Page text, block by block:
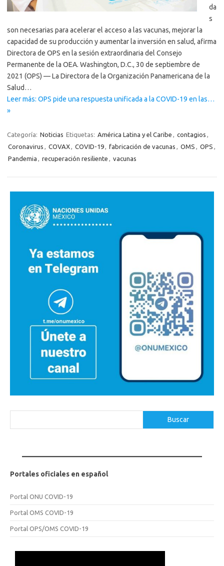
da
s
son necesarias para acelerar el acceso a las vacunas, mejorar la
capacidad de su producción y aumentar la inversión en salud, afirma
Directora de OPS en la sesión extraordinaria del Consejo
Permanente de la OEA. Washington, D.C., 30 de septiembre de
2021 (OPS) — La Directora de la Organización Panamericana de la
Salud…
Leer más: OPS pide una respuesta unificada a la COVID-19 en las…
»
Categoría: Noticias Etiquetas: América Latina y el Caribe , contagios ,
Coronavirus , COVAX, COVID-19, fabricación de vacunas , OMS , OPS ,
Pandemia , recuperación resiliente , vacunas
Buscar
Portales oficiales en español
Portal ONU COVID-19
Portal OMS COVID-19
Portal OPS/OMS COVID-19